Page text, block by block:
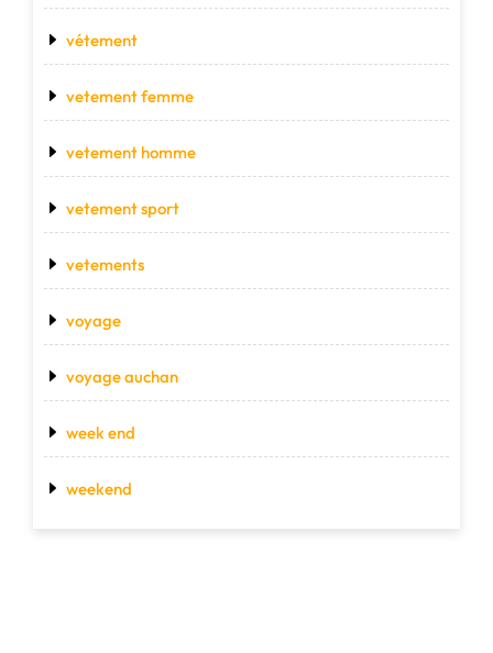
vétement
vetement femme
vetement homme
vetement sport
vetements
voyage
voyage auchan
week end
weekend